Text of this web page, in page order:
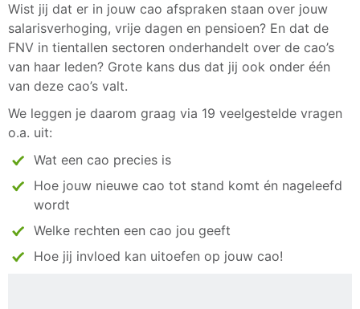
Wist jij dat er in jouw cao afspraken staan over jouw
salarisverhoging, vrije dagen en pensioen? En dat de
FNV in tientallen sectoren onderhandelt over de cao’s
van haar leden? Grote kans dus dat jij ook onder één
van deze cao’s valt.
We leggen je daarom graag via 19 veelgestelde vragen
o.a. uit:
Wat een cao precies is
Hoe jouw nieuwe cao tot stand komt én nageleefd
wordt
Welke rechten een cao jou geeft
Hoe jij invloed kan uitoefen op jouw cao!